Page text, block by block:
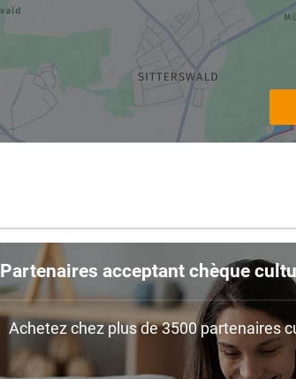
Partenaires acceptant chèque
Achetez chez plus de 3500 partenaires